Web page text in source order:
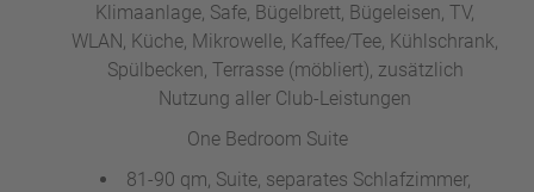
Klimaanlage, Safe, Bügelbrett, Bügeleisen, TV,
WLAN, Küche, Mikrowelle, Kaffee/Tee, Kühlschrank,
Spülbecken, Terrasse (möbliert), zusätzlich
Nutzung aller Club-Leistungen
One Bedroom Suite
81-90 qm, Suite, separates Schlafzimmer,